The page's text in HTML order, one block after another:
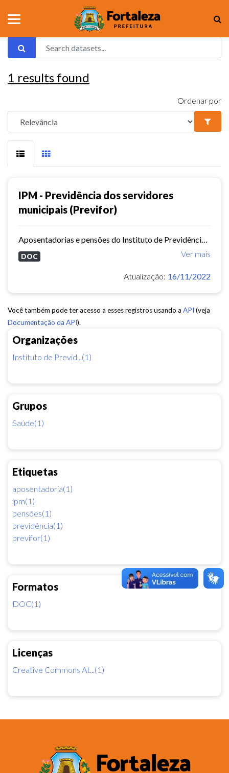
Organizações
Instituto de Previd...(1)
Grupos
Saúde(1)
Etiquetas
aposentadoria(1)
ipm(1)
pensões(1)
previdência(1)
previfor(1)
Formatos
DOC(1)
Licenças
Creative Commons At...(1)
1 results found
Ordenar por
IPM - Previdência dos servidores
municipais (Previfor)
Ver mais
DOC
Atualização: 16/11/2022
Você também pode ter acesso a esses registros usando a API (veja
Documentação da API).